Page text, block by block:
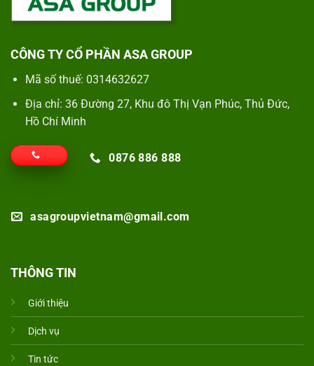
CÔNG TY CỔ PHẦN ASA GROUP
Mã số thuế: 0314632627
Địa chỉ: 36 Đường 27, Khu đô Thị Vạn Phúc, Thủ Đức,
Hồ Chí Minh
0876 886 888
asagroupvietnam@gmail.com
THÔNG TIN
Giới thiệu
Dịch vụ
Tin tức